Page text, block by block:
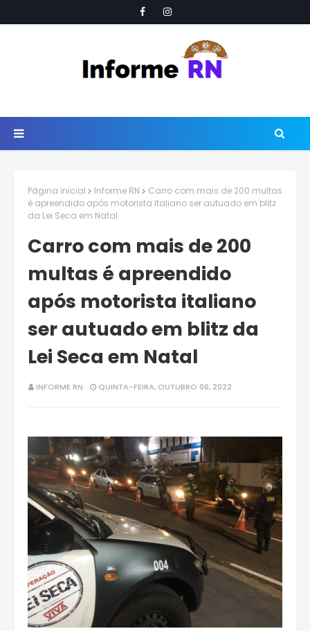
Página inicial Informe RN
Carro com mais de 200 multas
é apreendido após motorista italiano ser autuado em blitz
da Lei Seca em Natal
Carro com mais de 200
multas é apreendido
após motorista italiano
ser autuado em blitz da
Lei Seca em Natal
INFORME RN QUINTA-FEIRA, OUTUBRO 06, 2022